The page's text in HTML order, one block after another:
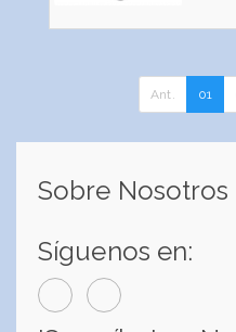
Ant. 01
Sobre Nosotros
Síguenos en: